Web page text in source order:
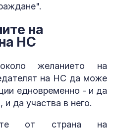
на
НС
желанието на
на НС да може
едновременно - и да
и да участва в него.
от страна на